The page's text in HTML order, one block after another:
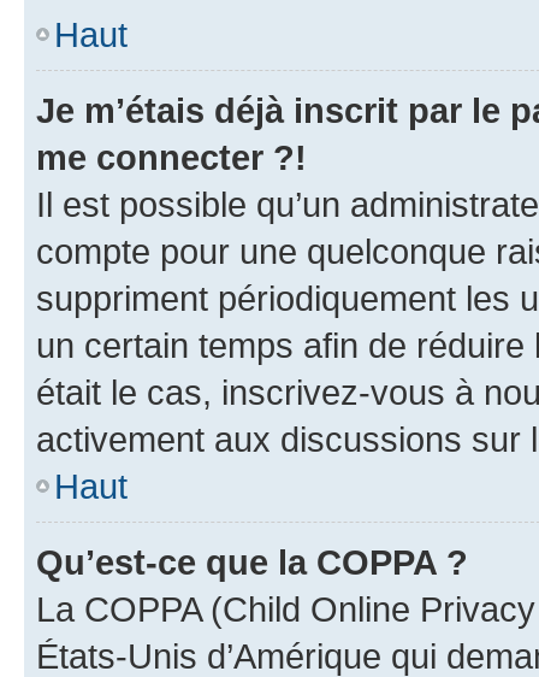
Haut
Je m’étais déjà inscrit par le
me connecter ?!
Il est possible qu’un
compte pour une quelconque
suppriment périodiquement les
un certain temps afin de
était le cas, inscrivez-vous à
activement aux discussions sur
Haut
Qu’est-ce que la COPPA ?
La COPPA (Child Online
États-Unis d’Amérique qui